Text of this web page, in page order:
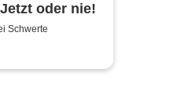
oder nie!
Schwerte